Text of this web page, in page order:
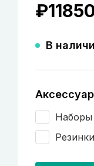
₽
В
Наборы
Резинки